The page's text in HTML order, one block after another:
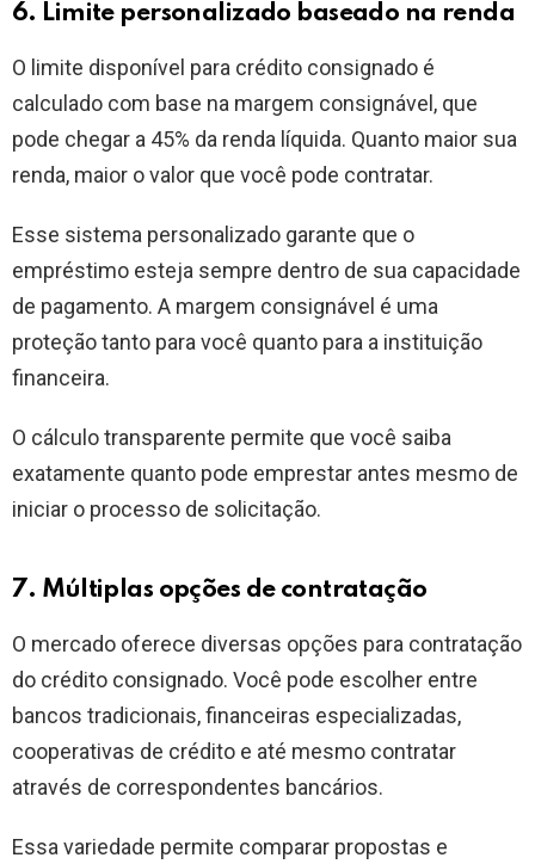
6. Limite personalizado baseado na renda
O limite disponível para crédito consignado é
calculado com base na margem consignável, que
pode chegar a 45% da renda líquida. Quanto maior sua
renda, maior o valor que você pode contratar.
Esse sistema personalizado garante que o
empréstimo esteja sempre dentro de sua capacidade
de pagamento. A margem consignável é uma
proteção tanto para você quanto para a instituição
financeira.
O cálculo transparente permite que você saiba
exatamente quanto pode emprestar antes mesmo de
iniciar o processo de solicitação.
7. Múltiplas opções de contratação
O mercado oferece diversas opções para contratação
do crédito consignado. Você pode escolher entre
bancos tradicionais, financeiras especializadas,
cooperativas de crédito e até mesmo contratar
através de correspondentes bancários.
Essa variedade permite comparar propostas e